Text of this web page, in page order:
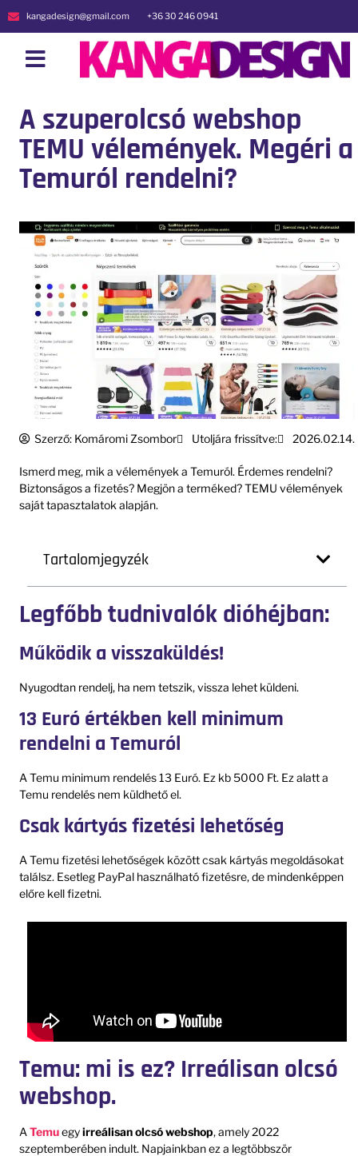
kangadesign@gmail.com +36 30 246 0941
A szuperolcsó webshop
TEMU vélemények. Megéri a
Temuról rendelni?
Szerző: Komáromi Zsombor Utoljára frissítve: 2026.02.14.
Ismerd meg, mik a vélemények a Temuról. Érdemes rendelni?
Biztonságos a fizetés? Megjön a terméked? TEMU vélemények
saját tapasztalatok alapján.
Tartalomjegyzék
Legfőbb tudnivalók dióhéjban:
Működik a visszaküldés!
Nyugodtan rendelj, ha nem tetszik, vissza lehet küldeni.
13 Euró értékben kell minimum
rendelni a Temuról
A Temu minimum rendelés 13 Euró. Ez kb 5000 Ft. Ez alatt a
Temu rendelés nem küldhető el.
Csak kártyás fizetési lehetőség
A Temu fizetési lehetőségek között csak kártyás megoldásokat
találsz. Esetleg PayPal használható fizetésre, de mindenképpen
előre kell fizetni.
Temu: mi is ez? Irreálisan olcsó
webshop.
ATemuegyirreálisan olcsówebshop, amely 2022
szeptemberében indult. Napjainkban ez a legtöbbször